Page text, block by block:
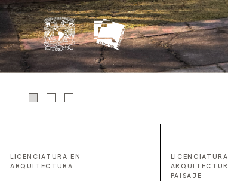
LICENCIATURA EN
ARQUITECTURA
PAISAJE